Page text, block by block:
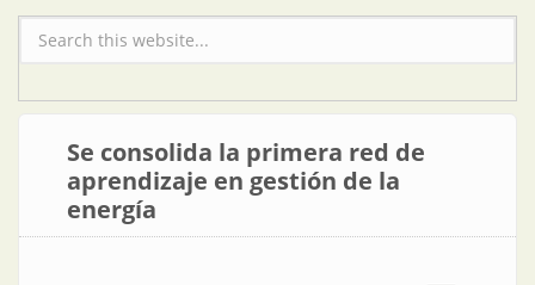
Formulario de búsqueda
Se consolida la primera red de
aprendizaje en gestión de la
energía